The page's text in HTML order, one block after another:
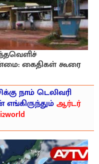
கைதிகள் கூரை
நாம் டெலிவரி
ஆர்டர்